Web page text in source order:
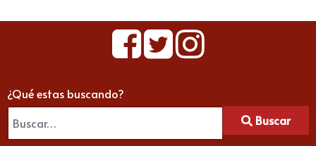
¿Qué estas buscando?
Buscar